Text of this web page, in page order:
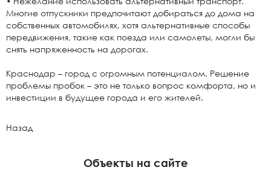
Многие отпускники предпочитают добираться до дома на
собственных автомобилях, хотя альтернативные способы
передвижения, такие как поезда или самолеты, могли бы
снять напряженность на дорогах.
Краснодар – город с огромным потенциалом. Решение
проблемы пробок – это не только вопрос комфорта, но и
инвестиции в будущее города и его жителей.
Назад
Объекты на сайте